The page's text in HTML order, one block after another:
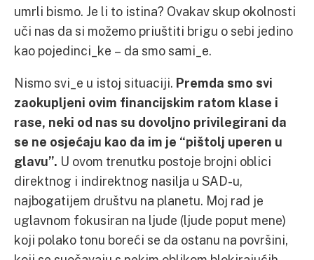
umrli bismo. Je li to istina? Ovakav skup okolnosti
uči nas da si možemo priuštiti brigu o sebi jedino
kao pojedinci_ke – da smo sami_e.
Nismo svi_e u istoj situaciji. Premda smo svi
zaokupljeni ovim financijskim ratom klase i
rase, neki od nas su dovoljno privilegirani da
se ne osjećaju kao da im je “pištolj uperen u
glavu”. U ovom trenutku postoje brojni oblici
direktnog i indirektnog nasilja u SAD-u,
najbogatijem društvu na planetu. Moj rad je
uglavnom fokusiran na ljude (ljude poput mene)
koji polako tonu boreći se da ostanu na površini,